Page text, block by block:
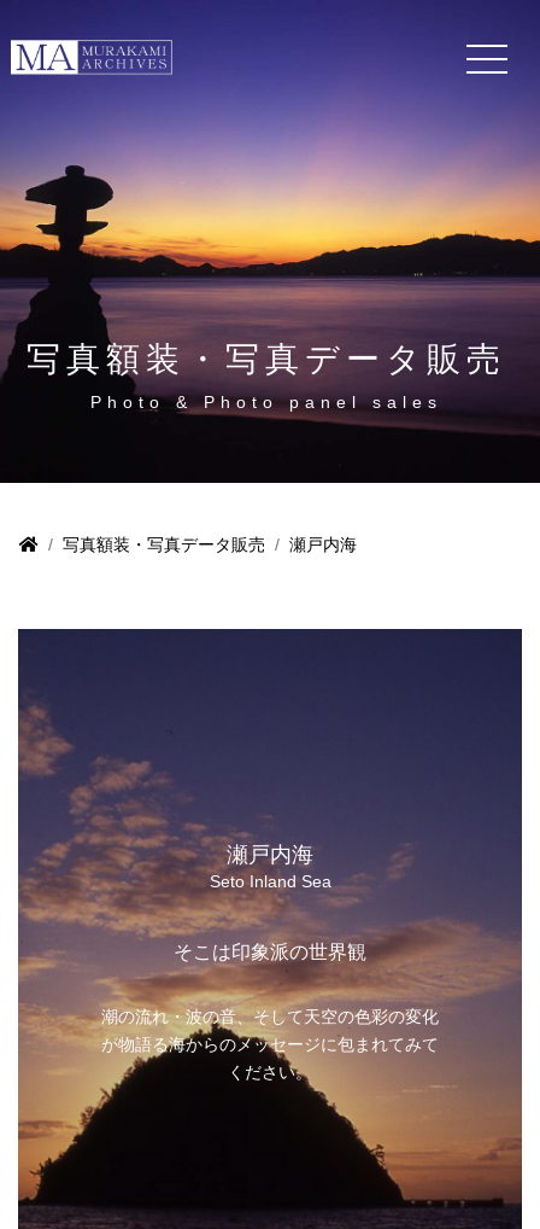
写真額装・写真データ販売
Photo & Photo panel sales
写真額装・写真データ販売 瀬戸内海
瀬戸内海
Seto Inland Sea
そこは印象派の世界観
潮の流れ・波の音、そして天空の色彩の変化
が物語る海からのメッセージに包まれてみて
ください。